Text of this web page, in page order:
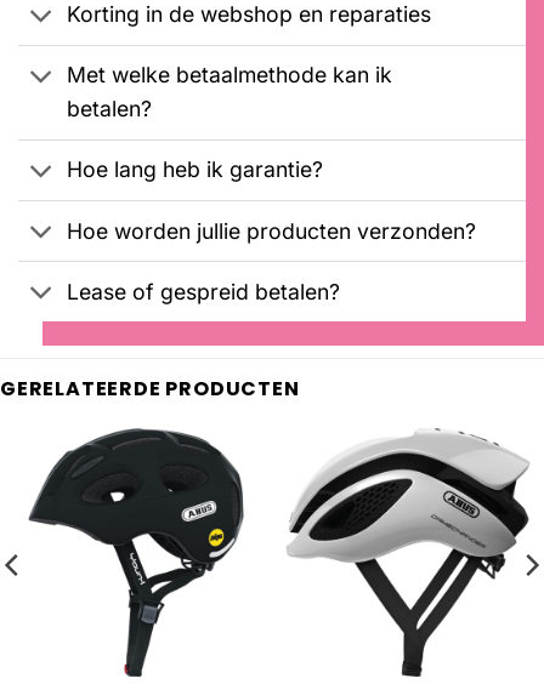
Korting in de webshop en reparaties
Met welke betaalmethode kan ik
betalen?
Hoe lang heb ik garantie?
Hoe worden jullie producten verzonden?
Lease of gespreid betalen?
GERELATEERDE PRODUCTEN